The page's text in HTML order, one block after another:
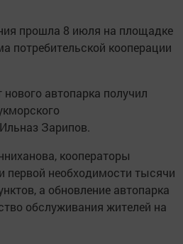
прошла 8 июля на площадке
потребительской кооперации
автопарка получил
Зарипов.
кооператоры
первой необходимости тысячи
а обновление автопарка
обслуживания жителей на